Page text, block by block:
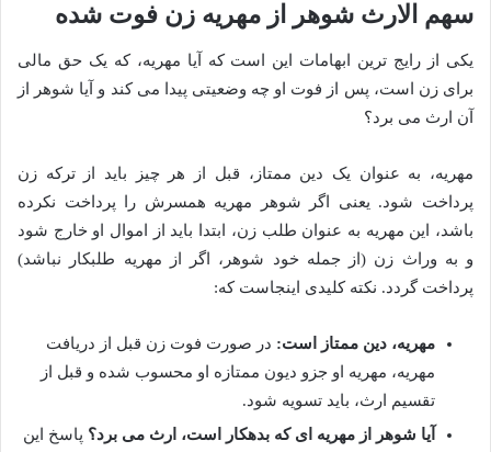
سهم الارث شوهر از مهریه زن فوت شده
یکی از رایج ترین ابهامات این است که آیا مهریه، که یک حق مالی
برای زن است، پس از فوت او چه وضعیتی پیدا می کند و آیا شوهر از
آن ارث می برد؟
مهریه، به عنوان یک دین ممتاز، قبل از هر چیز باید از ترکه زن
پرداخت شود. یعنی اگر شوهر مهریه همسرش را پرداخت نکرده
باشد، این مهریه به عنوان طلب زن، ابتدا باید از اموال او خارج شود
و به وراث زن (از جمله خود شوهر، اگر از مهریه طلبکار نباشد)
پرداخت گردد. نکته کلیدی اینجاست که:
مهریه، دین ممتاز است: در صورت فوت زن قبل از دریافت
مهریه، مهریه او جزو دیون ممتازه او محسوب شده و قبل از
تقسیم ارث، باید تسویه شود.
آیا شوهر از مهریه ای که بدهکار است، ارث می برد؟ پاسخ این